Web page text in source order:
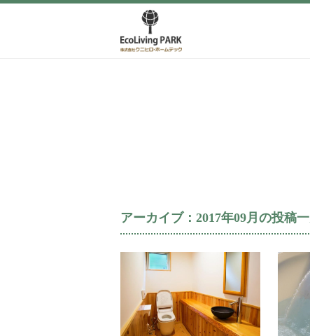
アーカイブ：2017年09月の投稿